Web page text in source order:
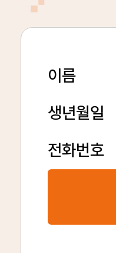
이름
생년월일
전화번호